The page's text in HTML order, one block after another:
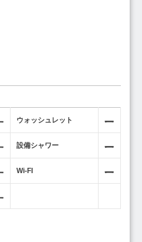
ウォッシュレット
設備シャワー
Wi-FI